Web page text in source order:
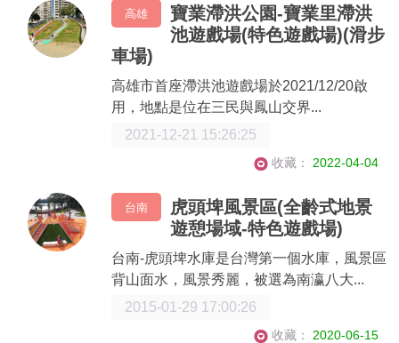
高雄
寶業滯洪公園-寶業里滯洪
池遊戲場(特色遊戲場)(滑步
車場)
高雄市首座滯洪池遊戲場於2021/12/20啟
用，地點是位在三民與鳳山交界...
2021-12-21 15:26:25
收藏： 2022-04-04
台南
虎頭埤風景區(全齡式地景
遊憩場域-特色遊戲場)
台南-虎頭埤水庫是台灣第一個水庫，風景區
背山面水，風景秀麗，被選為南瀛八大...
2015-01-29 17:00:26
收藏： 2020-06-15